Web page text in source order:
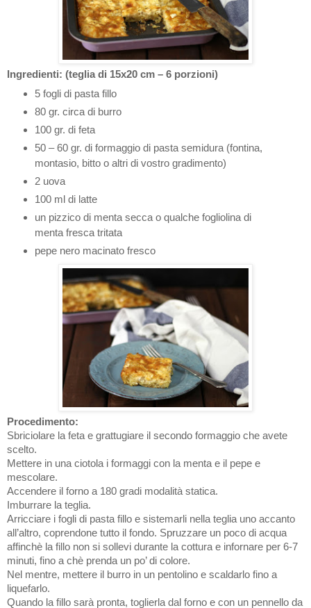
Ingredienti: (teglia di 15x20 cm – 6 porzioni)
5 fogli di pasta fillo
80 gr. circa di burro
100 gr. di feta
50 – 60 gr. di formaggio di pasta semidura (fontina,
montasio, bitto o altri di vostro gradimento)
2 uova
100 ml di latte
un pizzico di menta secca o qualche fogliolina di
menta fresca tritata
pepe nero macinato fresco
Procedimento:
Sbriciolare la feta e grattugiare il secondo formaggio che avete
scelto.
Mettere in una ciotola i formaggi con la menta e il pepe e
mescolare.
Accendere il forno a 180 gradi modalità statica.
Imburrare la teglia.
Arricciare i fogli di pasta fillo e sistemarli nella teglia uno accanto
all’altro, coprendone tutto il fondo. Spruzzare un poco di acqua
affinchè la fillo non si sollevi durante la cottura e infornare per 6-7
minuti, fino a chè prenda un po’ di colore.
Nel mentre, mettere il burro in un pentolino e scaldarlo fino a
liquefarlo.
Quando la fillo sarà pronta, toglierla dal forno e con un pennello da